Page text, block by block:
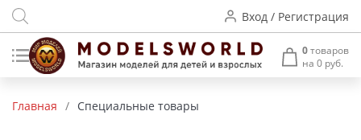
Вход / Регистрация
0товаров
на 0 руб.
Главная / Специальные товары